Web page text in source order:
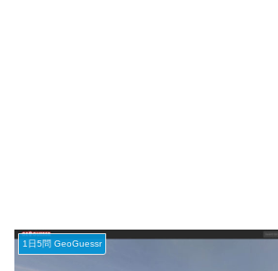
1日5問 GeoGuessr